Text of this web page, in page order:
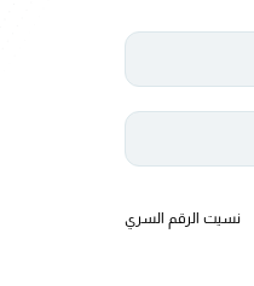
نسيت الرقم السري